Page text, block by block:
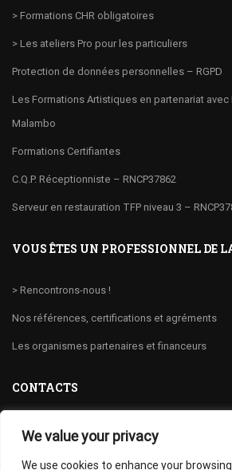
We value your privacy
We use cookies to enhance your
> Formations CHR obligatoires
> Les ateliers Pro pour les particuliers
Protection de données personnelles – RGPD
Les Formations Artistiques en partenariat avec
Malambo
Formations Certifiantes
C.Q.P. Réceptionniste – RNCP37862
Serveur en restauration TFP niveau 3 –
VOUS ÊTES UN PROFESSIONNEL DE
> Rencontrons-nous !
Nos références, certifications et agréments
Les organismes partenaires et financeurs
CONTACTS
> Demande de devis ou d’informations